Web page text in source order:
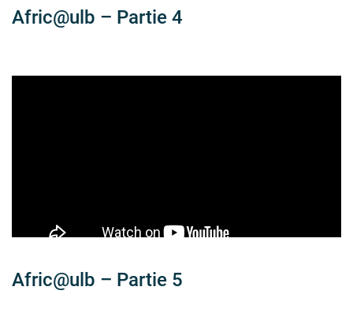
Afric@ulb – Partie 4
Afric@ulb – Partie 5